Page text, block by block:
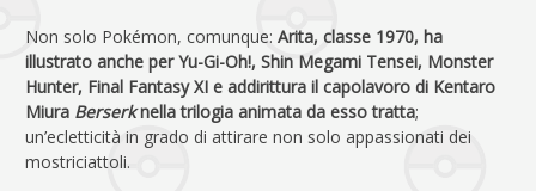
Non solo Pokémon, comunque: Arita, classe 1970, ha
illustrato anche per Yu-Gi-Oh!, Shin Megami Tensei, Monster
Hunter, Final Fantasy XI e addirittura il capolavoro di Kentaro
Miura Berserknella trilogia animata da esso tratta;
un’ecletticità in grado di attirare non solo appassionati dei
mostriciattoli.